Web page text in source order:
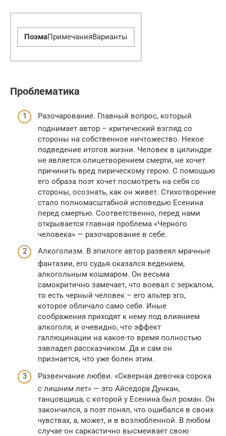
ПоэмаПримечанияВарианты
Проблематика
Разочарование. Главный вопрос, который
поднимает автор – критический взгляд со
стороны на собственное ничтожество. Некое
подведение итогов жизни. Человек в цилиндре
не является олицетворением смерти, не хочет
причинить вред лирическому герою. С помощью
его образа поэт хочет посмотреть на себя со
стороны, осознать, как он живет. Стихотворение
стало полномасштабной исповедью Есенина
перед смертью. Соответственно, перед нами
открывается главная проблема «Черного
человека» — разочарование в себе.
Алкоголизм. В эпилоге автор развеял мрачные
фантазии, его судья оказался ведением,
алкогольным кошмаром. Он весьма
самокритично замечает, что воевал с зеркалом,
то есть черный человек – его альтер эго,
которое обличало само себя. Иные
соображения приходят к нему под влиянием
алкоголя, и очевидно, что эффект
галлюцинации на какое-то время полностью
завладел рассказчиком. Да и сам он
признается, что уже болен этим.
Развенчание любви. «Скверная девочка сорока
с лишним лет» — это Айседора Дункан,
танцовщица, с которой у Есенина был роман. Он
закончился, а поэт понял, что ошибался в своих
чувствах, а, может, и в возлюбленной. В любом
случае он саркастично высмеивает свою